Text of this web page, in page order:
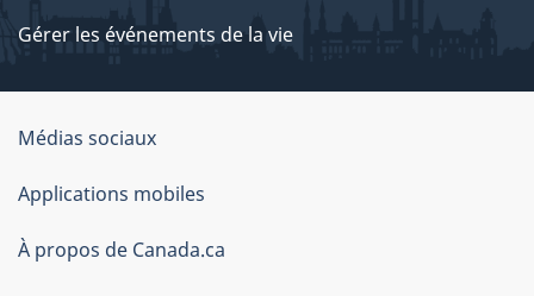
Gérer les événements de la vie
Organisation
du
gouvernement
du
Médias sociaux
Applications mobiles
À propos de Canada.ca